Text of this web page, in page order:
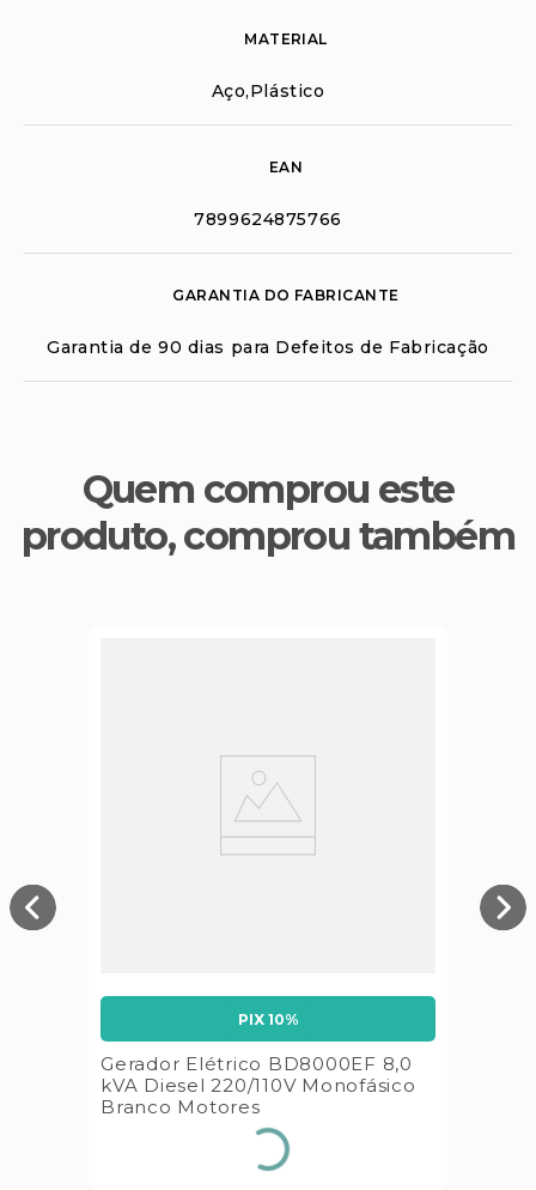
MATERIAL
Aço,Plástico
EAN
7899624875766
GARANTIA DO FABRICANTE
Garantia de 90 dias para Defeitos de Fabricação
Quem comprou este
produto, comprou também
PIX 10%
Gerador Elétrico BD8000EF 8,0
kVA Diesel 220/110V Monofásico
Branco Motores